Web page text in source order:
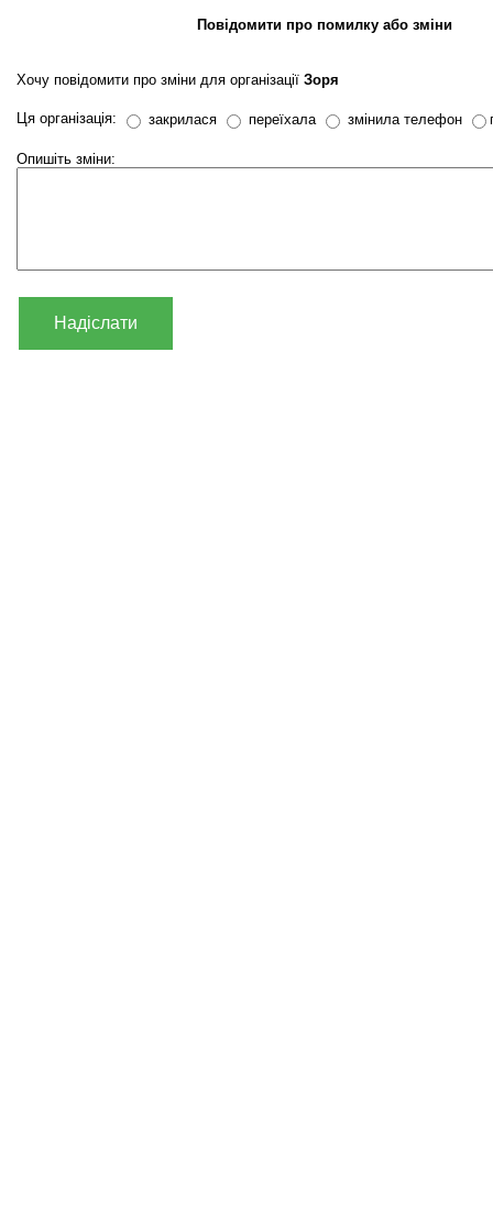
Повідомити про помилку або зміни
Хочу повідомити про зміни для організації Зоря
Ця організація: закрилася переїхала змінила телефон
Опишіть зміни:
Надіслати